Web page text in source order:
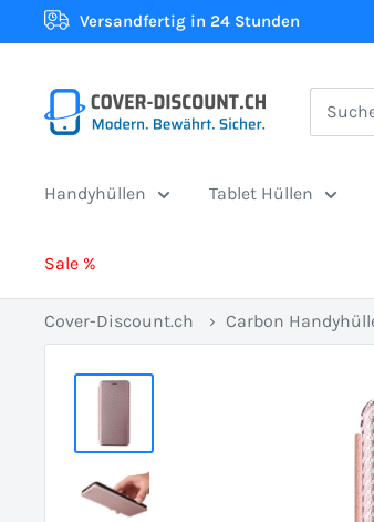
Direkt
zum
Versandfertig in 24 Stunden
Cover-
Discount.ch:
Onlineshop
der
Schweiz
für
Preis
Handyhüllen Tablet Hüllen
Sale %
Cover-Discount.ch › Carbon